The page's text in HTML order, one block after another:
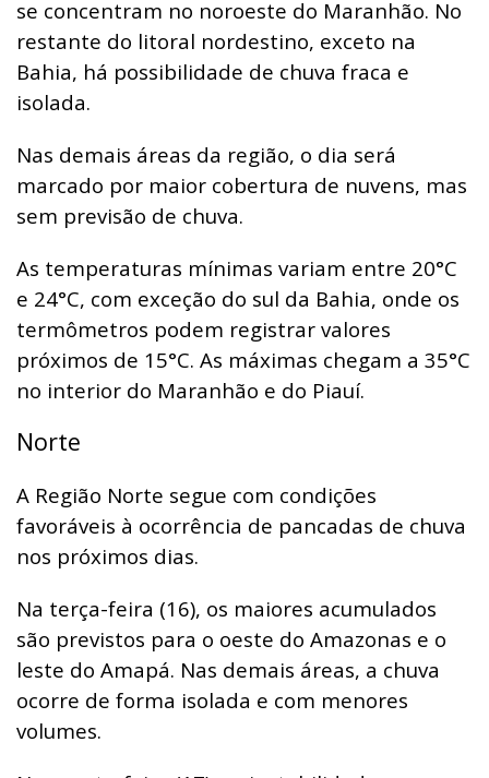
se concentram no noroeste do Maranhão. No
restante do litoral nordestino, exceto na
Bahia, há possibilidade de chuva fraca e
isolada.
Nas demais áreas da região, o dia será
marcado por maior cobertura de nuvens, mas
sem previsão de chuva.
As temperaturas mínimas variam entre 20°C
e 24°C, com exceção do sul da Bahia, onde os
termômetros podem registrar valores
próximos de 15°C. As máximas chegam a 35°C
no interior do Maranhão e do Piauí.
Norte
A Região Norte segue com condições
favoráveis à ocorrência de pancadas de chuva
nos próximos dias.
Na terça-feira (16), os maiores acumulados
são previstos para o oeste do Amazonas e o
leste do Amapá. Nas demais áreas, a chuva
ocorre de forma isolada e com menores
volumes.